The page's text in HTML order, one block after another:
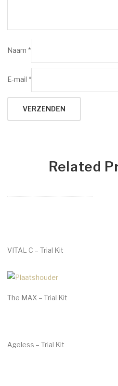
Naam *
E-mail *
Related
VITAL C – Trial Kit
The MAX – Trial Kit
Ageless – Trial Kit